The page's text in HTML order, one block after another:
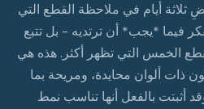
أيام في ملاحظة القطع التي
فيما *يجب* أن ترتديه - بل تتبع
الخمس التي تظهر أكثر. هذه هي
ذات ألوان محايدة، ومريحة بما
أثبتت بالفعل أنها تناسب نمط